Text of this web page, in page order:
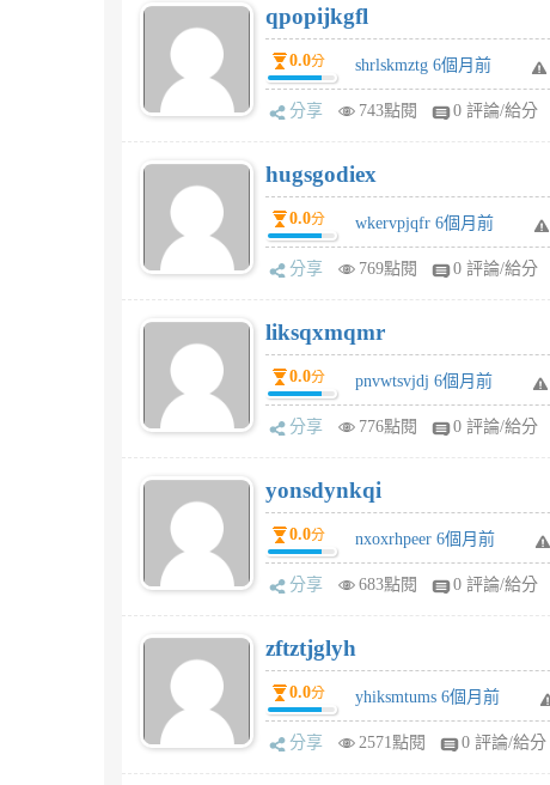
qpopijkgfl
0.0分 shrlskmztg 6個月前
分享 743點閱 0 評論/給分
hugsgodiex
0.0分 wkervpjqfr 6個月前
分享 769點閱 0 評論/給分
liksqxmqmr
0.0分 pnvwtsvjdj 6個月前
分享 776點閱 0 評論/給分
yonsdynkqi
0.0分 nxoxrhpeer 6個月前
分享 683點閱 0 評論/給分
zftztjglyh
0.0分 yhiksmtums 6個月前
分享 2571點閱 0 評論/給分